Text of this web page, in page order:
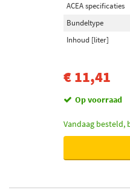
ACEA specificaties
Bundeltype
Inhoud [liter]
€ 11,41
Op voorraad
Vandaag besteld,